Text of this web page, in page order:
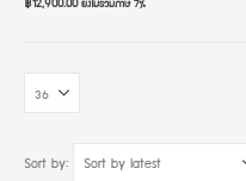
Sort by: